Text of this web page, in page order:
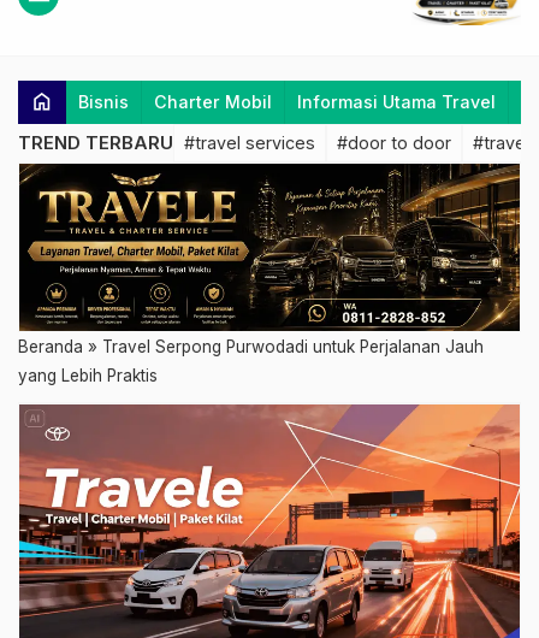
home Bisnis Charter Mobil Informasi Utama Travel
TREND TERBARU #travel services #door to door #travel
Beranda » Travel Serpong Purwodadi untuk Perjalanan Jauh
yang Lebih Praktis